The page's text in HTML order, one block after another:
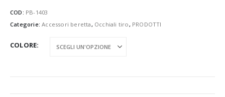
COD: PB-1403
Categorie:Accessori beretta , Occhiali tiro , PRODOTTI
COLORE